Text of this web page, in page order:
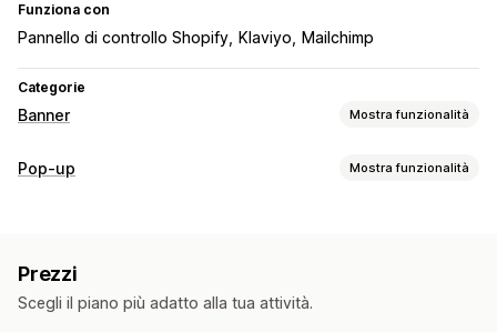
Funziona con
Pannello di controllo Shopify Klaviyo Mailchimp
Categorie
Banner Mostra funzionalità
Tipo di banner
Personalizzazione
Pop-up Mostra funzionalità
Sconti
Moduli Banner Annunci Sondaggi
Prezzi
Scegli il piano più adatto alla tua attività.